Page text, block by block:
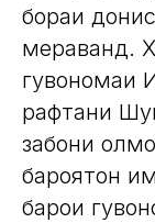
бораи
мераванд.
гувоҳномаи
рафтани
забони
бароятон
барои